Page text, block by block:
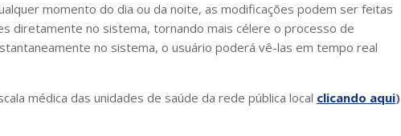
momento do dia ou da noite, as modificações podem ser feitas
diretamente no sistema, tornando mais célere o processo de
no sistema, o usuário poderá vê-las em tempo real
médica das unidades de saúde da rede pública local clicando aqui)